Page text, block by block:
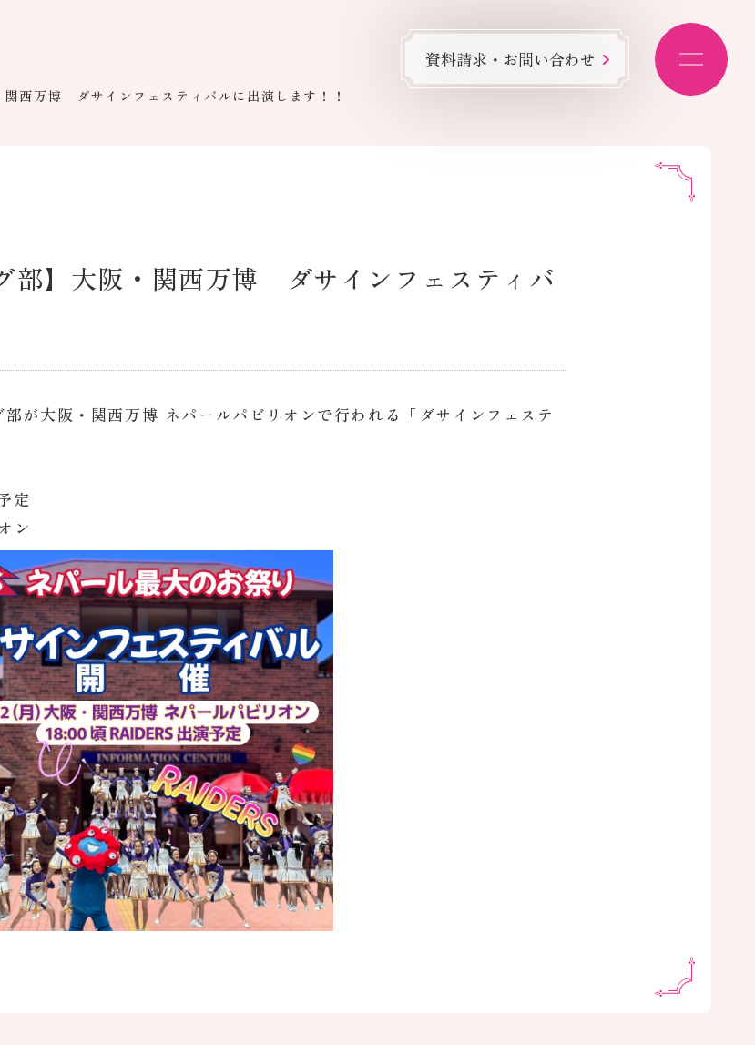
資料請求・お問い合わせ
関西万博 ダサインフェスティバルに出演します！！
部】大阪・関西万博 ダサインフェスティバ
が大阪・関西万博 ネパールパビリオンで行われる「ダサインフェステ
定
ン